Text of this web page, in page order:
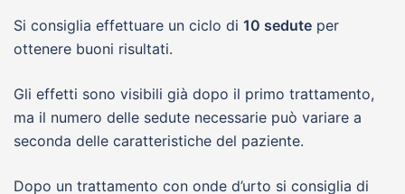
Si consiglia effettuare un ciclo di 10 sedute per
ottenere buoni risultati.
Gli effetti sono visibili già dopo il primo trattamento,
ma il numero delle sedute necessarie può variare a
seconda delle caratteristiche del paziente.
Dopo un trattamento con onde d’urto si consiglia di